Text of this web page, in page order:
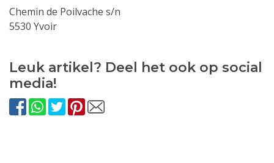
Chemin de Poilvache s/n
5530 Yvoir
Leuk artikel? Deel het ook op social
media!